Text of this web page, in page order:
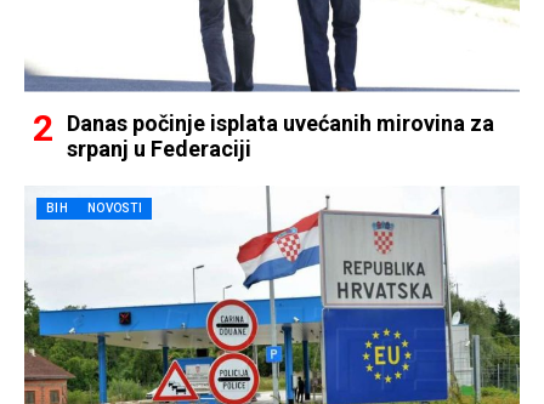
Danas počinje isplata uvećanih mirovina za
srpanj u Federaciji
BIH NOVOSTI